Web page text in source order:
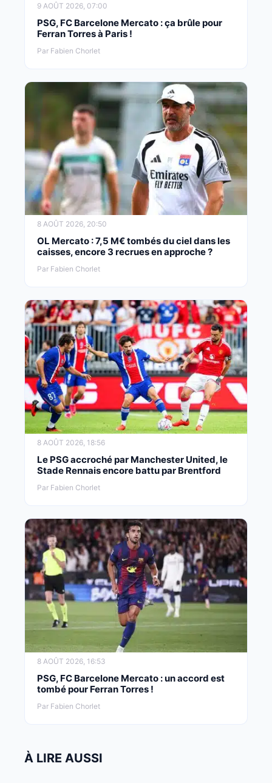
9 AOÛT 2026, 07:00
PSG, FC Barcelone Mercato : ça brûle pour
Ferran Torres à Paris !
Par Fabien Chorlet
8 AOÛT 2026, 20:50
OL Mercato : 7,5 M€ tombés du ciel dans les
caisses, encore 3 recrues en approche ?
Par Fabien Chorlet
8 AOÛT 2026, 18:56
Le PSG accroché par Manchester United, le
Stade Rennais encore battu par Brentford
Par Fabien Chorlet
8 AOÛT 2026, 16:53
PSG, FC Barcelone Mercato : un accord est
tombé pour Ferran Torres !
Par Fabien Chorlet
À LIRE AUSSI